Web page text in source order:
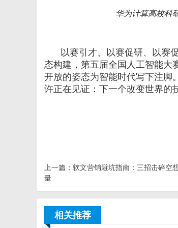
华为计算高校科
以赛引才、以赛促研、以赛
态构建，第五届全国人工智能大
开放的姿态为智能时代写下注脚
许正在见证：下一个改变世界的
上一篇： 软文营销避坑指南：三招击碎空
量
相关推荐